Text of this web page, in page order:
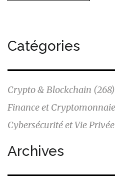
Catégories
Crypto & Blockchain (268)
Finance et
Cybersécurité et Vie Privée
Archives